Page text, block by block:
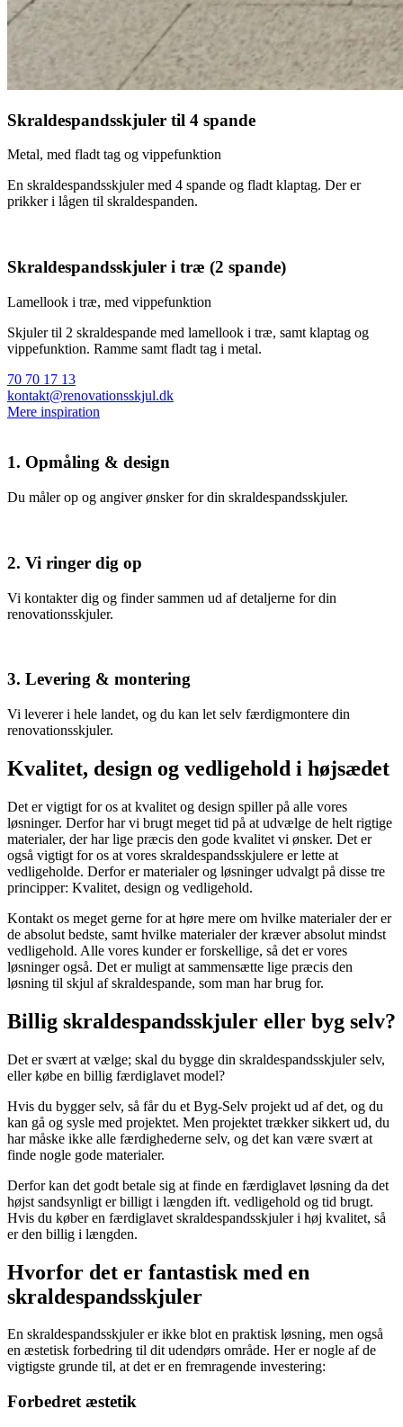
Skraldespandsskjuler til 4 spande
Metal, med fladt tag og vippefunktion
En skraldespandsskjuler med 4 spande og fladt klaptag. Der er
prikker i lågen til skraldespanden.
Skraldespandsskjuler i træ (2 spande)
Lamellook i træ, med vippefunktion
Skjuler til 2 skraldespande med lamellook i træ, samt klaptag og
vippefunktion. Ramme samt fladt tag i metal.
70 70 17 13
kontakt@renovationsskjul.dk
Mere inspiration
1. Opmåling & design
Du måler op og angiver ønsker for din skraldespandsskjuler.
2. Vi ringer dig op
Vi kontakter dig og finder sammen ud af detaljerne for din
renovationsskjuler.
3. Levering & montering
Vi leverer i hele landet, og du kan let selv færdigmontere din
renovationsskjuler.
Kvalitet, design og vedligehold i højsædet
Det er vigtigt for os at kvalitet og design spiller på alle vores
løsninger. Derfor har vi brugt meget tid på at udvælge de helt rigtige
materialer, der har lige præcis den gode kvalitet vi ønsker. Det er
også vigtigt for os at vores skraldespandsskjulere er lette at
vedligeholde. Derfor er materialer og løsninger udvalgt på disse tre
principper: Kvalitet, design og vedligehold.
Kontakt os meget gerne for at høre mere om hvilke materialer der er
de absolut bedste, samt hvilke materialer der kræver absolut mindst
vedligehold. Alle vores kunder er forskellige, så det er vores
løsninger også. Det er muligt at sammensætte lige præcis den
løsning til skjul af skraldespande, som man har brug for.
Billig skraldespandsskjuler eller byg selv?
Det er svært at vælge; skal du bygge din skraldespandsskjuler selv,
eller købe en billig færdiglavet model?
Hvis du bygger selv, så får du et Byg-Selv projekt ud af det, og du
kan gå og sysle med projektet. Men projektet trækker sikkert ud, du
har måske ikke alle færdighederne selv, og det kan være svært at
finde nogle gode materialer.
Derfor kan det godt betale sig at finde en færdiglavet løsning da det
højst sandsynligt er billigt i længden ift. vedligehold og tid brugt.
Hvis du køber en færdiglavet skraldespandsskjuler i høj kvalitet, så
er den billig i længden.
Hvorfor det er fantastisk med en
skraldespandsskjuler
En skraldespandsskjuler er ikke blot en praktisk løsning, men også
en æstetisk forbedring til dit udendørs område. Her er nogle af de
vigtigste grunde til, at det er en fremragende investering:
Forbedret æstetik